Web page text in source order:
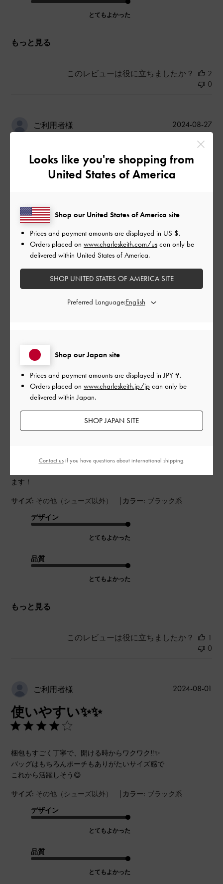
とてもよかった
もっと見る
このレビューは役に立ちましたか？
2
0
ご利用者様
サイズ: その他（シューズ以外）
デザイン
とてもよかった
公
開
2024-08-27
ご利用者様
見た目とのギャップ
見た目よりもかなりの収納力があります。
ます！
サイズ: その他（シューズ以外） | カラー: ブラック系
デザイン
とてもよかった
品質
とてもよかった
もっと見る
このレビューは役に立ちましたか？
1
0
ご利用者様
使いやすい✨✨
梱包もすごく丁寧で、開ける時からワクワク‼︎✨
バッグはもちろんポーチもありがたいサイズ感で
これから活躍しそう😋
サイズ: その他（シューズ以外） | カラー: ブラック系
デザイン
とてもよかった
品質
とてもよかった
2024-08-01
Looks like you're shopping from
United States of America
Shop our Japan site
Prices and payment amounts are displayed inJPY ¥.
Orders placed on www.charleskeith.jp/jp can only be
delivered within Japan.
SHOP JAPAN SITE
Shop our United States of America site
Prices and payment amounts are displayed in US $.
Orders placed on www.charleskeith.com/us can only be
delivered within United States of America.
SHOP UNITED STATES OF AMERICA SITE
Preferred Language:
Contact usif you have questions about international shipping.